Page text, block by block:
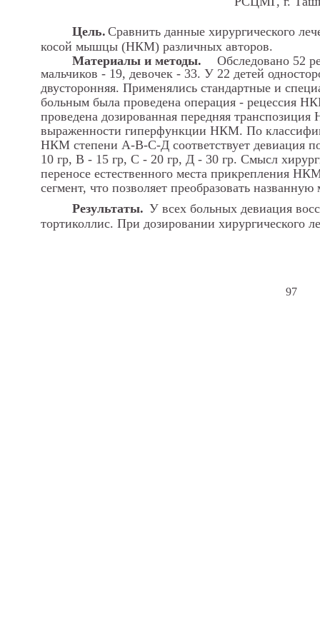
97
Цель. Сравнить данные хирургического
косой мышцы (НКМ) различных авторов.
Материалы и методы.
Обследовано 52
мальчиков - 19, девочек - 33. У 22 детей
двусторонняя. Применялись стандартные и
больным была проведена операция - рецессия
проведена дозированная передняя
выраженности гиперфункции НКМ. По
НКМ степени А-В-С-Д соответствует девиация
10 гр, В - 15 гр, С - 20 гр, Д - 30 гр. Смысл
переносе естественного места прикрепления
сегмент, что позволяет преобразовать
Результаты. У всех больных девиация
тортиколлис. При дозировании хирургического